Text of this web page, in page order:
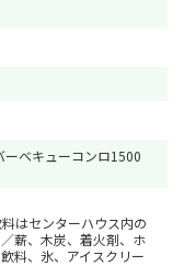
ーベキューコンロ1500
はセンターハウス内の
薪、木炭、着火剤、ホ
料、氷、アイスクリー